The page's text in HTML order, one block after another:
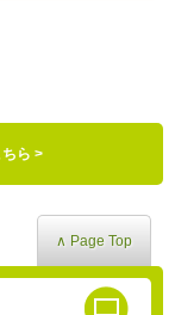
ら >
∧ Page Top